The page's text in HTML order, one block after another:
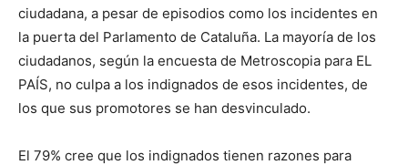
ciudadana, a pesar de episodios como los incidentes en
la puerta del Parlamento de Cataluña. La mayoría de los
ciudadanos, según la encuesta de Metroscopia para EL
PAÍS, no culpa a los indignados de esos incidentes, de
los que sus promotores se han desvinculado.
El 79% cree que los indignados tienen razones para